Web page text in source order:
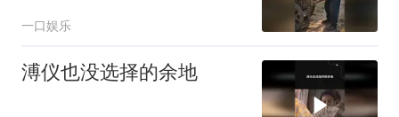
一口娱乐
溥仪也没选择的余地